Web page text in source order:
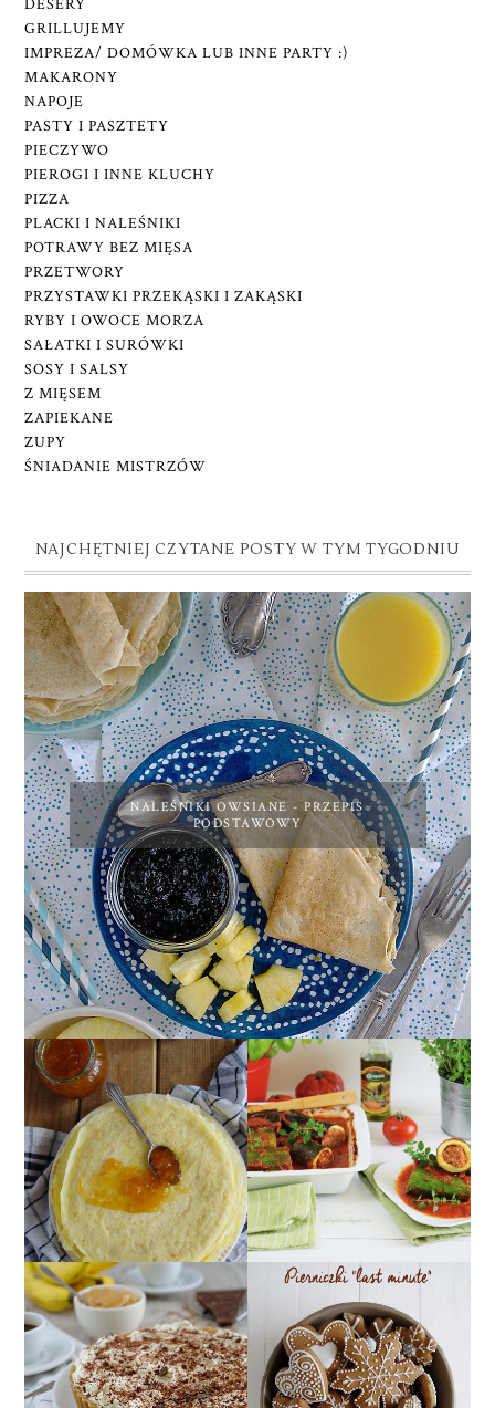
DESERY
GRILLUJEMY
IMPREZA/ DOMÓWKA LUB INNE PARTY :)
MAKARONY
NAPOJE
PASTY I PASZTETY
PIECZYWO
PIEROGI I INNE KLUCHY
PIZZA
PLACKI I NALEŚNIKI
POTRAWY BEZ MIĘSA
PRZETWORY
PRZYSTAWKI PRZEKĄSKI I ZAKĄSKI
RYBY I OWOCE MORZA
SAŁATKI I SURÓWKI
SOSY I SALSY
Z MIĘSEM
ZAPIEKANE
ZUPY
ŚNIADANIE MISTRZÓW
NAJCHĘTNIEJ CZYTANE POSTY W TYM TYGODNIU
NALEŚNIKI OWSIANE - PRZEPIS
PODSTAWOWY
NALEŚNIKI IDEALNE -
PRZEPIS PODSTAWOWY
CUKINIA
FASZEROWANA
MIĘSEM Z SOSEM
POMIDOROWYM
TARTA CIASTECZKOWA
Z BANANAMI, TOFFI I
BITĄ ŚMIETANĄ
(BANOFFEE PIE)
MIĘKKIE PIERNICZKI
NA OSTATNIĄ CHWILĘ,
CZYLI PIERNICZKI
"LAST MINUTE"